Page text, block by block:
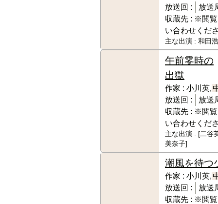
放送回 :
放送
収蔵先 : ※閲覧
い合わせくだ
主な出演 : 和田
午前零時の
出獄
作家 : 小川英,
放送回 :
放送
収蔵先 : ※閲覧
い合わせくだ
主な出演 : [二谷
美奈子]
潮風を待つ
作家 : 小川英,
放送回 :
放送
収蔵先 : ※閲覧